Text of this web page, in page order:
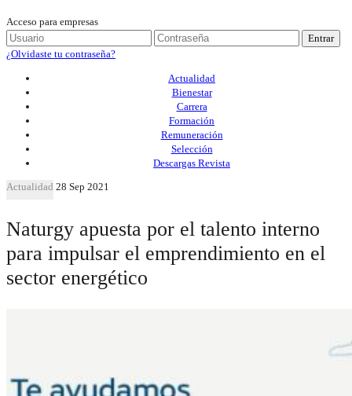
Acceso para empresas
Entrar
¿Olvidaste tu contraseña?
Actualidad
Bienestar
Carrera
Formación
Remuneración
Selección
Descargas Revista
Actualidad 28 Sep 2021
Naturgy apuesta por el talento interno
para impulsar el emprendimiento en el
sector energético